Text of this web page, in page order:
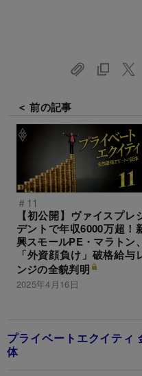
＜ 前の記事
＃11
【初公開】ヴァイスプレ
デントで年収6000万超！
興スモールPE・マラトン、
「外資顔負け」破格給与
ンジの全貌判明
2025年4月16日
プライベートエクイティ
体